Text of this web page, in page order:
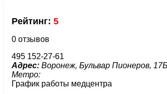
Рейтинг: 5
0 отзывов
495 152-27-61
Адрес: Воронеж, Бульвар Пионеров,
Метро:
График работы медцентра